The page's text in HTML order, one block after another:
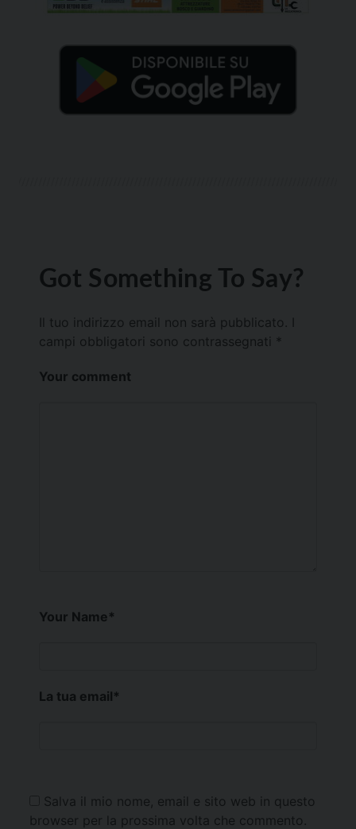
Got Something To Say?
Il tuo indirizzo email non sarà pubblicato.
campi obbligatori sono contrassegnati *
Your comment
Your Name*
La tua email*
Salva il mio nome, email e sito web in questo
browser per la prossima volta che commento.